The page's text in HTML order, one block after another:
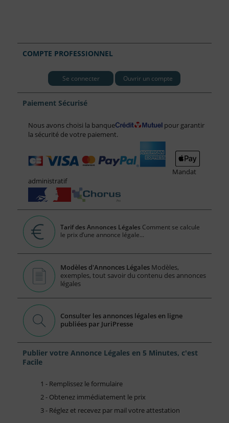
COMPTE PROFESSIONNEL
Se connecter Ouvrir un compte
Paiement Sécurisé
Nous avons choisi la banque
pour garantir
la sécurité de votre paiement.
Mandat
administratif
Tarif des Annonces Légales Comment se calcule
le prix d’une annonce légale...
Modèles d'Annonces Légales Modèles,
exemples, tout savoir du contenu des annonces
légales
Consulter les annonces légales en ligne
publiées par JuriPresse
Publier votre Annonce Légales en 5 Minutes, c'est
Facile
1 - Remplissez le formulaire
2 - Obtenez immédiatement le prix
3 - Réglez et recevez par mail votre attestation